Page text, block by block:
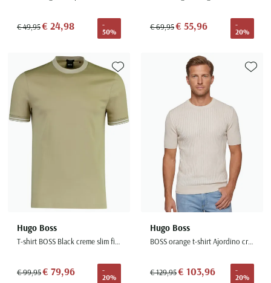
€ 49,95€ 24,98
-
50%
€ 69,95€ 55,96
-
20%
Hugo Boss
T-shirt BOSS Black creme slim fit katoen
€ 99,95€ 79,96
-
20%
Toevoegen aan favorieten
Hugo Boss
BOSS orange t-shirt Ajordino creme ronde hals
€ 129,95€ 103,96
-
20%